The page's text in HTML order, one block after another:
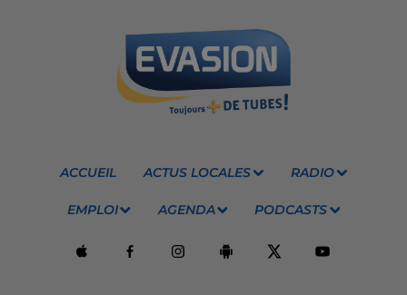
ACCUEIL ACTUS LOCALES RADIO
EMPLOI AGENDA PODCASTS